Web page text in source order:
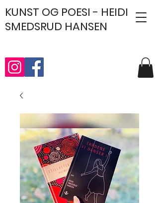
KUNST OG POESI - HEIDI
SMEDSRUD HANSEN